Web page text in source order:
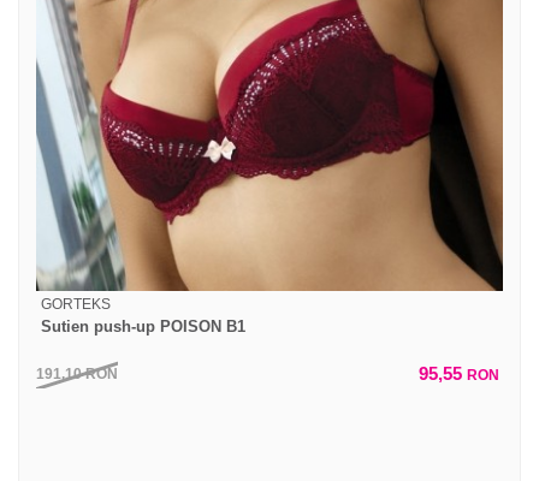
GORTEKS
Sutien push-up POISON B1
191,10RON 95,55 RON